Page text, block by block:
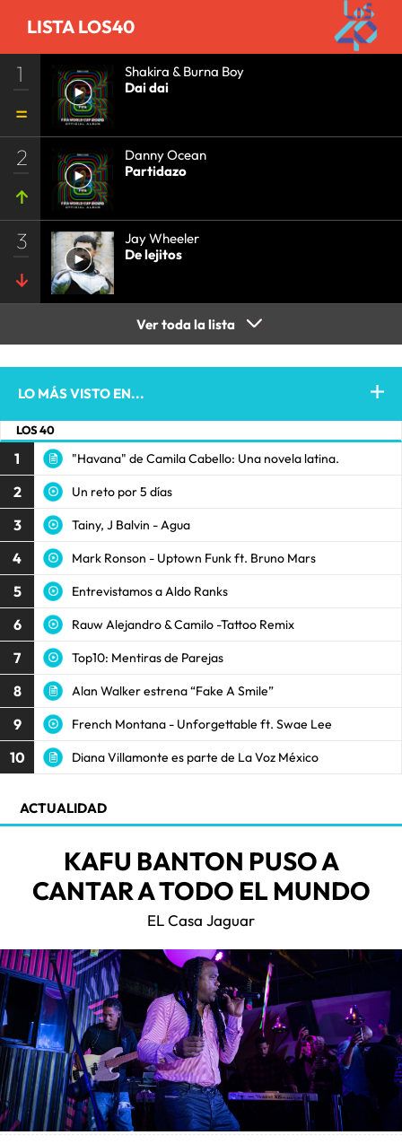
LISTA LOS40
1
Shakira & Burna Boy
Dai dai
2
Danny Ocean
Partidazo
3
Jay Wheeler
De lejitos
Ver toda la lista
LO MÁS VISTO EN...
LOS 40
1 "Havana" de Camila Cabello: Una novela latina.
2 Un reto por 5 días
3 Tainy, J Balvin - Agua
4 Mark Ronson - Uptown Funk ft. Bruno Mars
5 Entrevistamos a Aldo Ranks
6 Rauw Alejandro & Camilo -Tattoo Remix
7 Top10: Mentiras de Parejas
8 Alan Walker estrena “Fake A Smile”
9 French Montana - Unforgettable ft. Swae Lee
10 Diana Villamonte es parte de La Voz México
ACTUALIDAD
KAFU BANTON PUSO A
CANTAR A TODO EL MUNDO
EL Casa Jaguar